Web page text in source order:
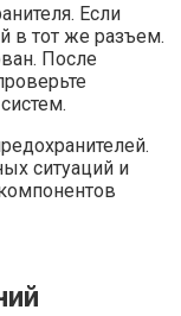
Если
в тот же разъем.
После
ситуаций и